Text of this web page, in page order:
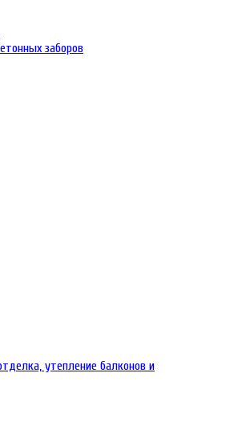
заборов
утепление балконов и